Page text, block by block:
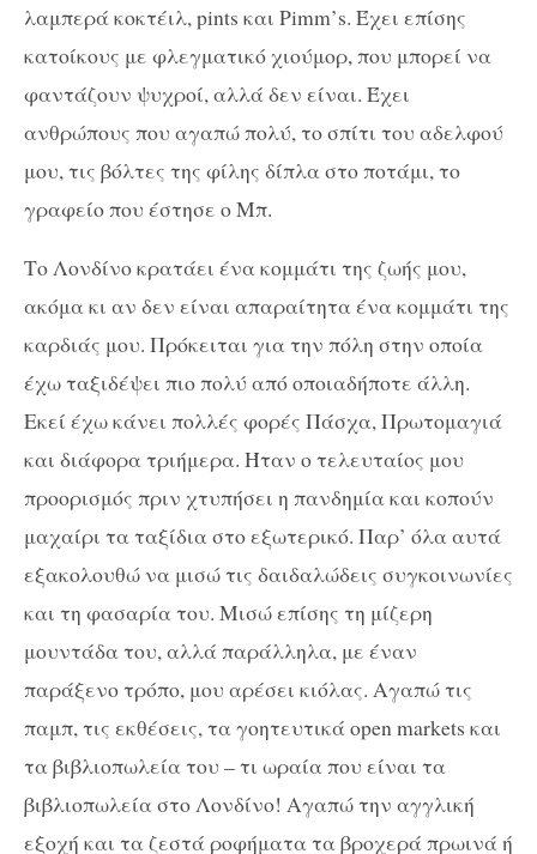
λαμπερά κοκτέιλ, pints και Pimm’s. Έχει επίσης
κατοίκους με φλεγματικό χιούμορ, που μπορεί να
φαντάζουν ψυχροί, αλλά δεν είναι. Έχει
ανθρώπους που αγαπώ πολύ, το σπίτι του αδελφού
μου, τις βόλτες της φίλης δίπλα στο ποτάμι, το
γραφείο που έστησε ο Μπ.
Το Λονδίνο κρατάει ένα κομμάτι της ζωής μου,
ακόμα κι αν δεν είναι απαραίτητα ένα κομμάτι της
καρδιάς μου. Πρόκειται για την πόλη στην οποία
έχω ταξιδέψει πιο πολύ από οποιαδήποτε άλλη.
Εκεί έχω κάνει πολλές φορές Πάσχα, Πρωτομαγιά
και διάφορα τριήμερα. Ήταν ο τελευταίος μου
προορισμός πριν χτυπήσει η πανδημία και κοπούν
μαχαίρι τα ταξίδια στο εξωτερικό. Παρ’ όλα αυτά
εξακολουθώ να μισώ τις δαιδαλώδεις συγκοινωνίες
και τη φασαρία του. Μισώ επίσης τη μίζερη
μουντάδα του, αλλά παράλληλα, με έναν
παράξενο τρόπο, μου αρέσει κιόλας. Αγαπώ τις
παμπ, τις εκθέσεις, τα γοητευτικάopenmarkets και
τα βιβλιοπωλεία του – τι ωραία που είναι τα
βιβλιοπωλεία στο Λονδίνο! Αγαπώ την αγγλική
εξοχή και τα ζεστά ροφήματα τα βροχερά πρωινά ή